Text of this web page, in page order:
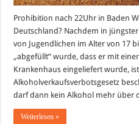
Prohibition nach 22Uhr in Baden
Deutschland? Nachdem in
von Jugendlichen im Alter von 17
„abgefüllt“ wurde, dass er mit
Krankenhaus eingeliefert wurde,
Alkoholverkaufsverbotsgesetz
darf dann kein Alkohol mehr über
Weiterlesen »